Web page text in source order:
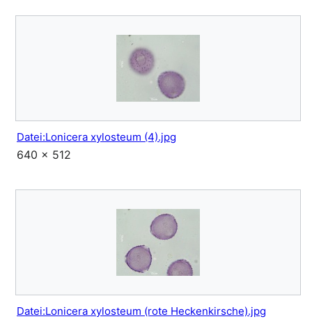
Datei:Lonicera xylosteum (4).jpg
640 × 512
Datei:Lonicera xylosteum (rote Heckenkirsche).jpg